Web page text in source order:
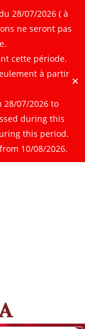
28/07/2026 ( à
ne seront pas
cette période.
à partir
28/07/2026 to
during this
this period.
10/08/2026.
✕